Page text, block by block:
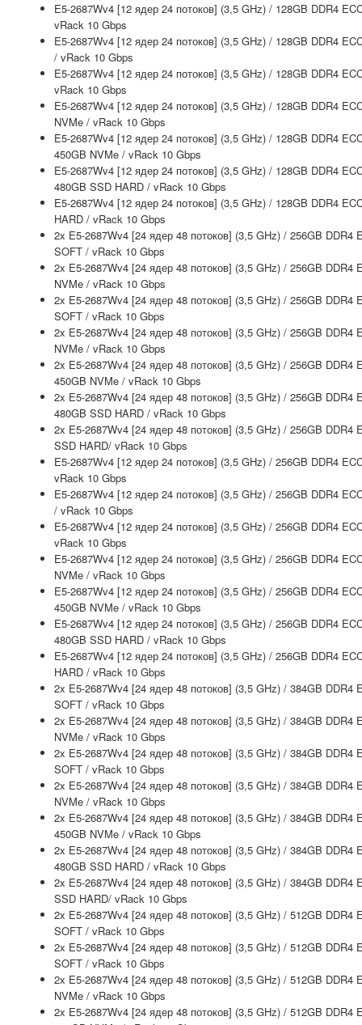
E5-2687Wv4 [12 ядер 24 потоков] (3,5 GHz) / 128GB DDR4
vRack 10 Gbps
E5-2687Wv4 [12 ядер 24 потоков] (3,5 GHz) / 128GB DDR4
/ vRack 10 Gbps
E5-2687Wv4 [12 ядер 24 потоков] (3,5 GHz) / 128GB DDR4
vRack 10 Gbps
E5-2687Wv4 [12 ядер 24 потоков] (3,5 GHz) / 128GB DDR4
NVMe / vRack 10 Gbps
E5-2687Wv4 [12 ядер 24 потоков] (3,5 GHz) / 128GB DDR4
450GB NVMe / vRack 10 Gbps
E5-2687Wv4 [12 ядер 24 потоков] (3,5 GHz) / 128GB DDR4
480GB SSD HARD / vRack 10 Gbps
E5-2687Wv4 [12 ядер 24 потоков] (3,5 GHz) / 128GB DDR4
HARD / vRack 10 Gbps
2x E5-2687Wv4 [24 ядер 48 потоков] (3,5 GHz) / 256GB DDR4
SOFT / vRack 10 Gbps
2x E5-2687Wv4 [24 ядер 48 потоков] (3,5 GHz) / 256GB DDR4
NVMe / vRack 10 Gbps
2x E5-2687Wv4 [24 ядер 48 потоков] (3,5 GHz) / 256GB DDR4
SOFT / vRack 10 Gbps
2x E5-2687Wv4 [24 ядер 48 потоков] (3,5 GHz) / 256GB DDR4
NVMe / vRack 10 Gbps
2x E5-2687Wv4 [24 ядер 48 потоков] (3,5 GHz) / 256GB DDR4
450GB NVMe / vRack 10 Gbps
2x E5-2687Wv4 [24 ядер 48 потоков] (3,5 GHz) / 256GB DDR4
480GB SSD HARD / vRack 10 Gbps
2x E5-2687Wv4 [24 ядер 48 потоков] (3,5 GHz) / 256GB DDR4
SSD HARD/ vRack 10 Gbps
E5-2687Wv4 [12 ядер 24 потоков] (3,5 GHz) / 256GB DDR4
vRack 10 Gbps
E5-2687Wv4 [12 ядер 24 потоков] (3,5 GHz) / 256GB DDR4
/ vRack 10 Gbps
E5-2687Wv4 [12 ядер 24 потоков] (3,5 GHz) / 256GB DDR4
vRack 10 Gbps
E5-2687Wv4 [12 ядер 24 потоков] (3,5 GHz) / 256GB DDR4
NVMe / vRack 10 Gbps
E5-2687Wv4 [12 ядер 24 потоков] (3,5 GHz) / 256GB DDR4
450GB NVMe / vRack 10 Gbps
E5-2687Wv4 [12 ядер 24 потоков] (3,5 GHz) / 256GB DDR4
480GB SSD HARD / vRack 10 Gbps
E5-2687Wv4 [12 ядер 24 потоков] (3,5 GHz) / 256GB DDR4
HARD / vRack 10 Gbps
2x E5-2687Wv4 [24 ядер 48 потоков] (3,5 GHz) / 384GB DDR4
SOFT / vRack 10 Gbps
2x E5-2687Wv4 [24 ядер 48 потоков] (3,5 GHz) / 384GB DDR4
NVMe / vRack 10 Gbps
2x E5-2687Wv4 [24 ядер 48 потоков] (3,5 GHz) / 384GB DDR4
SOFT / vRack 10 Gbps
2x E5-2687Wv4 [24 ядер 48 потоков] (3,5 GHz) / 384GB DDR4
NVMe / vRack 10 Gbps
2x E5-2687Wv4 [24 ядер 48 потоков] (3,5 GHz) / 384GB DDR4
450GB NVMe / vRack 10 Gbps
2x E5-2687Wv4 [24 ядер 48 потоков] (3,5 GHz) / 384GB DDR4
480GB SSD HARD / vRack 10 Gbps
2x E5-2687Wv4 [24 ядер 48 потоков] (3,5 GHz) / 384GB DDR4
SSD HARD/ vRack 10 Gbps
2x E5-2687Wv4 [24 ядер 48 потоков] (3,5 GHz) / 512GB DDR4
SOFT / vRack 10 Gbps
2x E5-2687Wv4 [24 ядер 48 потоков] (3,5 GHz) / 512GB DDR4
SOFT / vRack 10 Gbps
2x E5-2687Wv4 [24 ядер 48 потоков] (3,5 GHz) / 512GB DDR4
NVMe / vRack 10 Gbps
2x E5-2687Wv4 [24 ядер 48 потоков] (3,5 GHz) / 512GB DDR4